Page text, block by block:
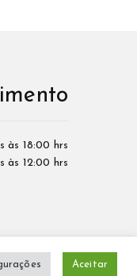
às 18:00 hrs
às 12:00 hrs
Aceitar